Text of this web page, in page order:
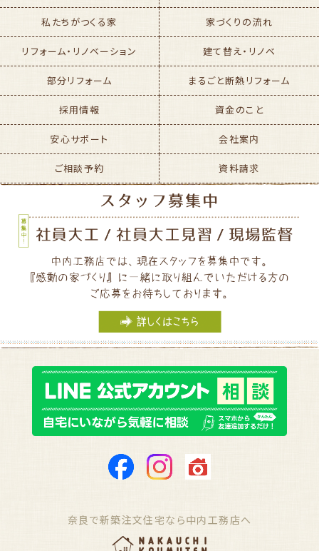
私たちがつくる家 家づくりの流れ
リフォーム・リノベーション 建て替え・リノベ
部分リフォーム まるごと断熱リフォーム
採用情報 資金のこと
安心サポート 会社案内
ご相談予約 資料請求
奈良で新築注文住宅なら中内工務店へ